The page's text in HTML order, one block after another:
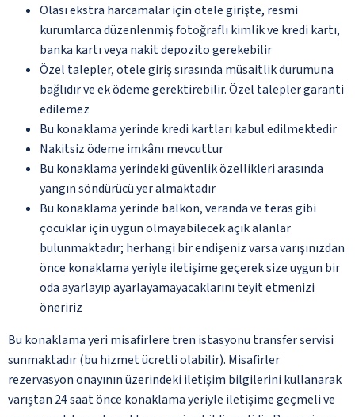
Olası ekstra harcamalar için otele girişte, resmi
kurumlarca düzenlenmiş fotoğraflı kimlik ve kredi kartı,
banka kartı veya nakit depozito gerekebilir
Özel talepler, otele giriş sırasında müsaitlik durumuna
bağlıdır ve ek ödeme gerektirebilir. Özel talepler garanti
edilemez
Bu konaklama yerinde kredi kartları kabul edilmektedir
Nakitsiz ödeme imkânı mevcuttur
Bu konaklama yerindeki güvenlik özellikleri arasında
yangın söndürücü yer almaktadır
Bu konaklama yerinde balkon, veranda ve teras gibi
çocuklar için uygun olmayabilecek açık alanlar
bulunmaktadır; herhangi bir endişeniz varsa varışınızdan
önce konaklama yeriyle iletişime geçerek size uygun bir
oda ayarlayıp ayarlayamayacaklarını teyit etmenizi
öneririz
Bu konaklama yeri misafirlere tren istasyonu transfer servisi
sunmaktadır (bu hizmet ücretli olabilir). Misafirler
rezervasyon onayının üzerindeki iletişim bilgilerini kullanarak
varıştan 24 saat önce konaklama yeriyle iletişime geçmeli ve